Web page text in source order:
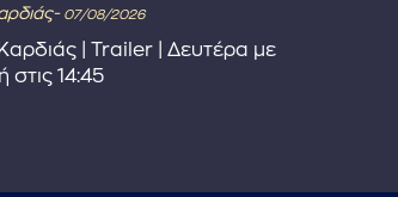
07/08/2026
| Trailer | Δευτέρα με
στις 14:45